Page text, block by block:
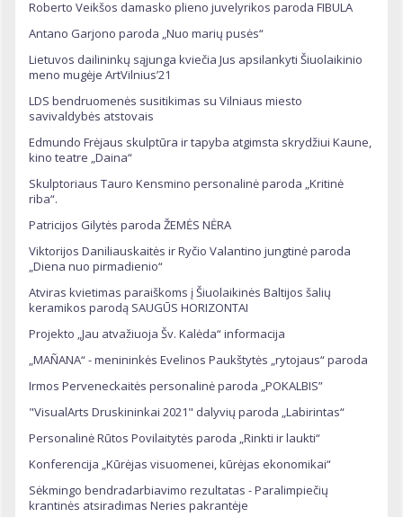
Roberto Veikšos damasko plieno juvelyrikos paroda FIBULA
Antano Garjono paroda „Nuo marių pusės“
Lietuvos dailininkų sąjunga kviečia Jus apsilankyti Šiuolaikinio
meno mugėje ArtVilnius’21
LDS bendruomenės susitikimas su Vilniaus miesto
savivaldybės atstovais
Edmundo Frėjaus skulptūra ir tapyba atgimsta skrydžiui Kaune,
kino teatre „Daina“
Skulptoriaus Tauro Kensmino personalinė paroda „Kritinė
riba“.
Patricijos Gilytės paroda ŽEMĖS NĖRA
Viktorijos Daniliauskaitės ir Ryčio Valantino jungtinė paroda
„Diena nuo pirmadienio“
Atviras kvietimas paraiškoms į Šiuolaikinės Baltijos šalių
keramikos parodą SAUGŪS HORIZONTAI
Projekto „Jau atvažiuoja Šv. Kalėda“ informacija
„MAÑANA“ - menininkės Evelinos Paukštytės „rytojaus“ paroda
Irmos Perveneckaitės personalinė paroda „POKALBIS”
"VisualArts Druskininkai 2021" dalyvių paroda „Labirintas“
Personalinė Rūtos Povilaitytės paroda „Rinkti ir laukti“
Konferencija „Kūrėjas visuomenei, kūrėjas ekonomikai“
Sėkmingo bendradarbiavimo rezultatas - Paralimpiečių
krantinės atsiradimas Neries pakrantėje